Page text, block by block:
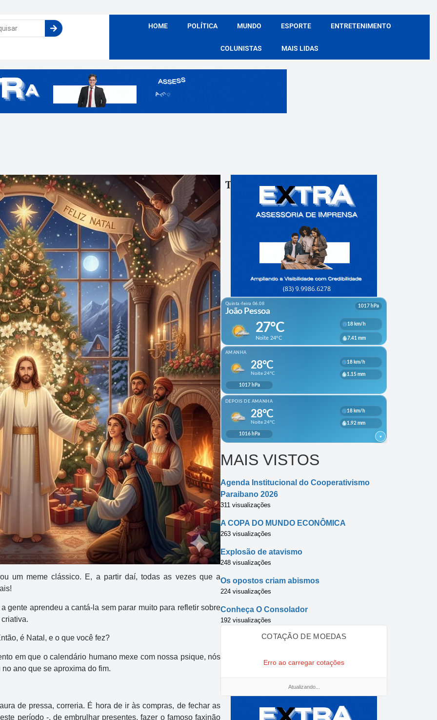
HOME POLÍTICA MUNDO ESPORTE ENTRETENIMENTO
COLUNISTAS MAIS LIDAS
um meme clássico. E, a partir daí, todas as vezes que a
gente aprendeu a cantá-la sem parar muito para refletir sobre
é Natal, e o que você fez?
em que o calendário humano mexe com nossa psique, nós
ano que se aproxima do fim.
de pressa, correria. É hora de ir às compras, de fechar as
período -, de embrulhar presentes, fazer o famoso faxinão
Tags:Compartile:
MAIS VISTOS
Agenda Institucional do Cooperativismo
Paraibano 2026
311 visualizações
A COPA DO MUNDO ECONÔMICA
263 visualizações
Explosão de atavismo
248 visualizações
Os opostos criam abismos
224 visualizações
Conheça O Consolador
192 visualizações
COTAÇÃO DE MOEDAS
Erro ao carregar cotações
Atualizando...